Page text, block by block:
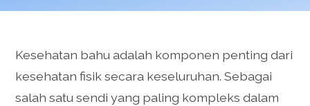
Kesehatan bahu adalah komponen penting dari
kesehatan fisik secara keseluruhan. Sebagai
salah satu sendi yang paling kompleks dalam